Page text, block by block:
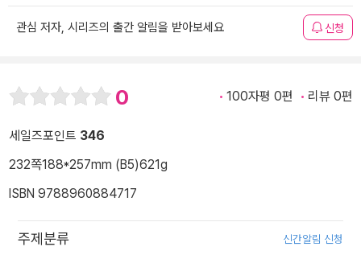
관심 저자, 시리즈의 출간 알림을 받아보세요 신청
0 100자평 0편 리뷰 0편
세일즈포인트 346
232쪽188*257mm (B5)621g
ISBN 9788960884717
주제분류 신간알림 신청